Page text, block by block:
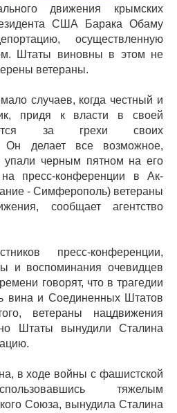
движения крымских
США Барака Обаму
осуществленную
Штаты виновны в этом не
ветераны.
случаев, когда честный и
придя к власти в своей
за грехи своих
Он делает все возможное,
упали черным пятном на его
пресс-конференции в Ак-
- Симферополь) ветераны
сообщает агентство
пресс-конференции,
и воспоминания очевидцев
говорят, что в трагедии
вина и Соединенных Штатов
ветераны нацдвижения
Штаты вынудили Сталина
в ходе войны с фашистской
тяжелым
Союза, вынудила Сталина